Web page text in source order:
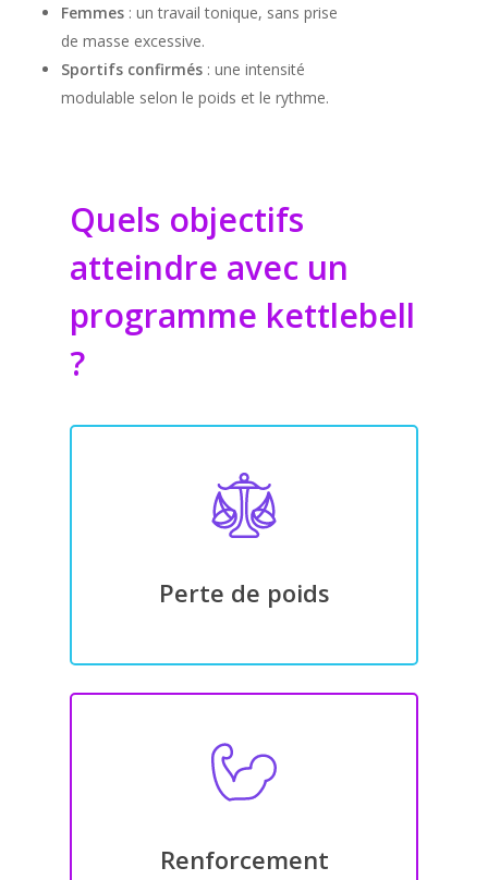
Femmes : un travail tonique, sans prise
de masse excessive.
Sportifs confirmés : une intensité
modulable selon le poids et le rythme.
Quels objectifs
atteindre avec un
programme kettlebell
?
Perte de poids
Renforcement